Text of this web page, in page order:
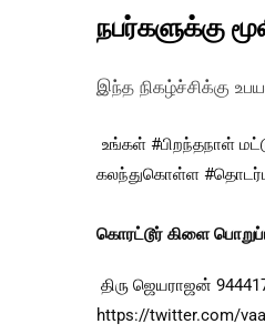
நபர்களுக்கு
இந்த நிகழ்ச்சிக்கு
உங்கள் #பிறந்தநாள்
கலந்துகொள்ள
கொரட்டூர் கிளை
திரு ஜெயராஜன்
https://twitter.com/